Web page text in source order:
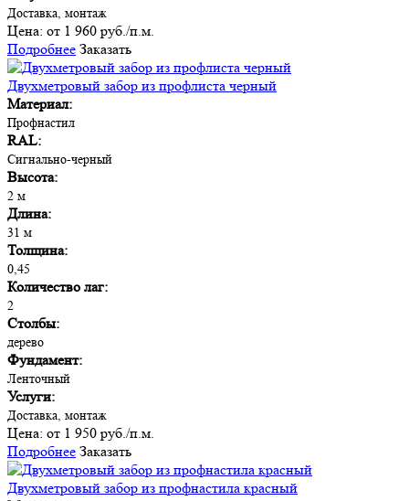
Доставка, монтаж
Цена: от 1 960 руб./п.м.
Подробнее Заказать
Двухметровый забор из профлиста черный
Материал:
Профнастил
RAL:
Сигнально-черный
Высота:
2 м
Длина:
31 м
Толщина:
0,45
Количество лаг:
2
Столбы:
дерево
Фундамент:
Ленточный
Услуги:
Доставка, монтаж
Цена: от 1 950 руб./п.м.
Подробнее Заказать
Двухметровый забор из профнастила красный